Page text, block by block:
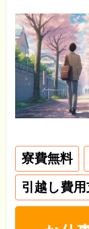
寮費無料
引越し費